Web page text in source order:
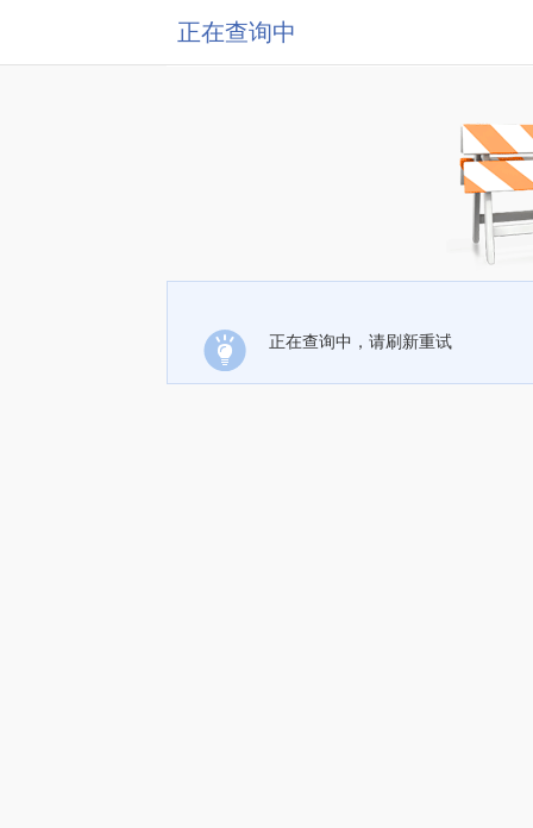
正在查询中
正在查询中，请刷新重试